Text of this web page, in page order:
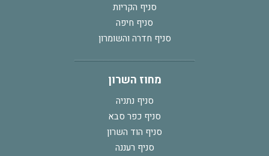
סניף הקריות
סניף חיפה
סניף חדרה והשומרון
מחוז השרון
סניף נתניה
סניף כפר סבא
סניף הוד השרון
סניף רעננה